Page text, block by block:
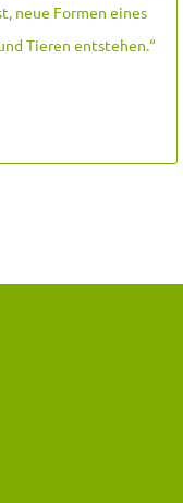
neue Formen eines
Tieren entstehen.“